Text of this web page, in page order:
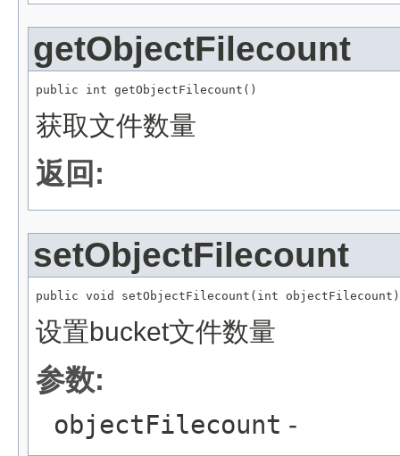
getObjectFilecount
public int getObjectFilecount()
获取文件数量
返回:
setObjectFilecount
public void setObjectFilecount(int objectFilecount)
设置bucket文件数量
参数:
objectFilecount -